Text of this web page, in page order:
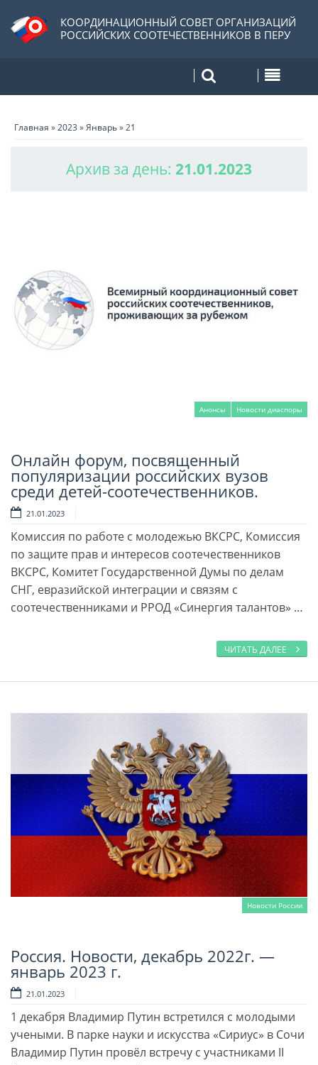
КООРДИНАЦИОННЫЙ СОВЕТ ОРГАНИЗАЦИЙ
РОССИЙСКИХ СООТЕЧЕСТВЕННИКОВ В ПЕРУ
Главная »2023 »Январь»21
Архив за день: 21.01.2023
Анонсы Новости диаспоры
Читать далее
Онлайн форум, посвященный
популяризации российских вузов
среди детей-соотечественников.
21.01.2023
Комиссия по работе с молодежью ВКСРС, Комиссия
по защите прав и интересов соотечественников
ВКСРС, Комитет Государственной Думы по делам
СНГ, евразийской интеграции и связям с
соотечественниками и РРОД «Синергия талантов» …
ЧИТАТЬ ДАЛЕЕ
Новости России
Читать далее
Россия. Новости, декабрь 2022г. —
январь 2023 г.
21.01.2023
1 декабря Владимир Путин встретился с молодыми
учеными. В парке науки и искусства «Сириус» в Сочи
Владимир Путин провёл встречу с участниками II